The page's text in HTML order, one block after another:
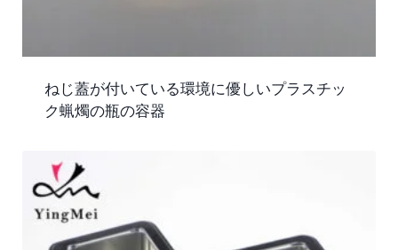
ねじ蓋が付いている環境に優しいプラスチッ
ク蝋燭の瓶の容器